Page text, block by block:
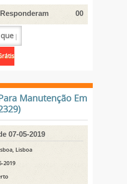
00
Manutenção Em
07-05-2019
Lisboa
2019